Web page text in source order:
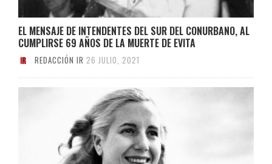
EL MENSAJE DE INTENDENTES DEL SUR DEL CONURBANO, AL
CUMPLIRSE 69 AÑOS DE LA MUERTE DE EVITA
REDACCIÓN IR 26 JULIO, 2021